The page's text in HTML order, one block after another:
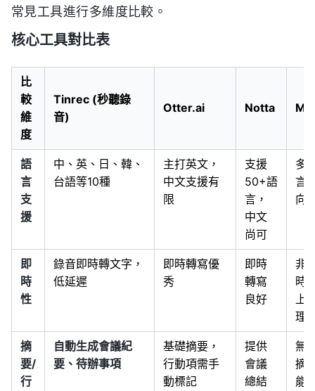
常見工具進行多維度比較。
核心工具對比表
比
較
維
度
Tinrec (秒聽錄
音)
Otter.ai Notta
語
言
支
援
中、英、日、韓、
台語等10種
主打英文，
中文支援有
限
支援
50+語
言，
中文
尚可
多
言
向
即
時
性
錄音即時轉文字，
低延遲
即時轉寫優
秀
即時
轉寫
良好
非
時
上
理
摘
要/
行
自動生成會議紀
要、待辦事項
基礎摘要，
行動項需手
動標記
提供
會議
總結
無
摘
能